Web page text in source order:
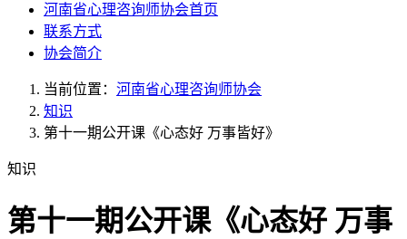
河南省心理咨询师协会首页
联系方式
协会简介
当前位置： 河南省心理咨询师协会
知识
第十一期公开课《心态好 万事皆好》
知识
第十一期公开课《心态好 万事